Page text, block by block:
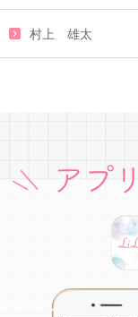
村上 雄太